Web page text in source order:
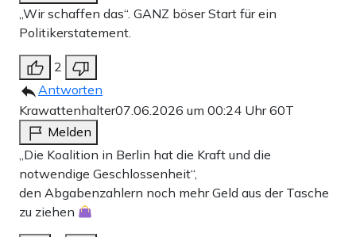
„Wir schaffen das“. GANZ böser Start für ein
Politikerstatement.
2
Antworten
Krawattenhalter07.06.2026 um 00:24 Uhr60T
Melden
„Die Koalition in Berlin hat die Kraft und die
notwendige Geschlossenheit“,
den Abgabenzahlern noch mehr Geld aus der Tasche
zu ziehen